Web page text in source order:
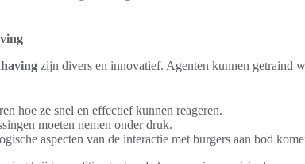
zijn divers en innovatief. Agenten kunnen getraind
hoe ze snel en effectief kunnen reageren.
moeten nemen onder druk.
aspecten van de interactie met burgers aan bod